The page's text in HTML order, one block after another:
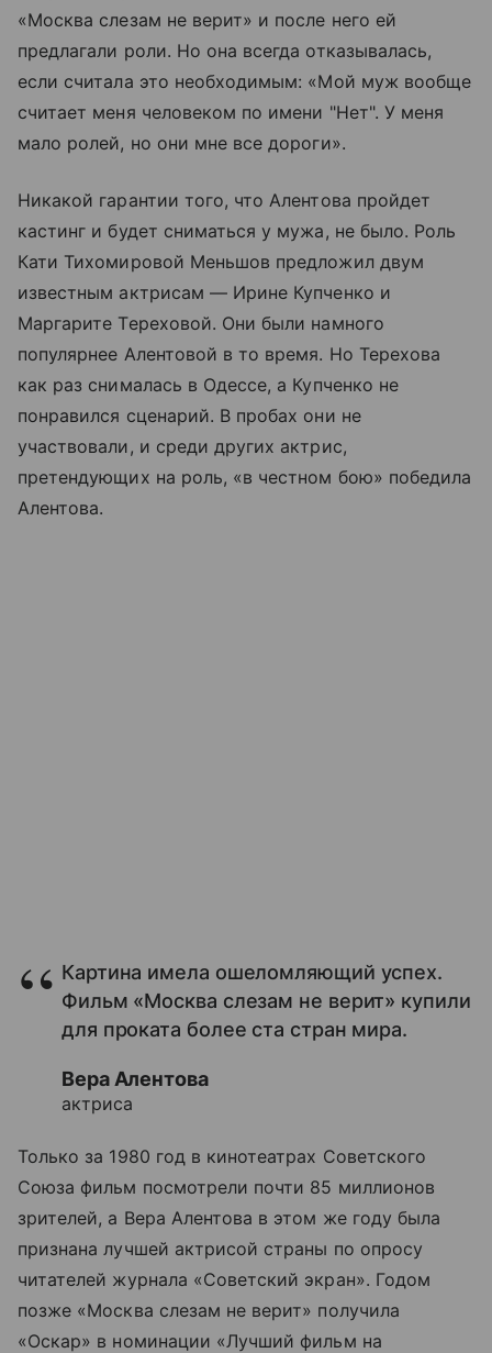
«Москва слезам не верит» и после него ей
предлагали роли. Но она всегда отказывалась,
если считала это необходимым: «Мой муж вообще
считает меня человеком по имени "Нет". У меня
мало ролей, но они мне все дороги».
Никакой гарантии того, что Алентова пройдет
кастинг и будет сниматься у мужа, не было. Роль
Кати Тихомировой Меньшов предложил двум
известным актрисам — Ирине Купченко и
Маргарите Тереховой. Они были намного
популярнее Алентовой в то время. Но Терехова
как раз снималась в Одессе, а Купченко не
понравился сценарий. В пробах они не
участвовали, и среди других актрис,
претендующих на роль, «в честном бою» победила
Алентова.
Картина имела ошеломляющий успех.
Фильм «Москва слезам не верит» купили
для проката более ста стран мира.
Вера Алентова
актриса
Только за 1980 год в кинотеатрах Советского
Союза фильм посмотрели почти 85 миллионов
зрителей, а Вера Алентова в этом же году была
признана лучшей актрисой страны по опросу
читателей журнала «Советский экран». Годом
позже «Москва слезам не верит» получила
«Оскар» в номинации «Лучший фильм на